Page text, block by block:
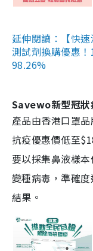
延伸閱讀：【快
測試劑換購優惠
98.26%
Savewo新型冠狀
產品由香港口罩
抗疫優惠價低至
要以採集鼻液樣
變種病毒，準確
結果。